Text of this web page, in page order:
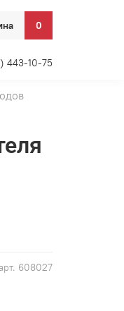
0
(902) 443-10-75
арт. 608027